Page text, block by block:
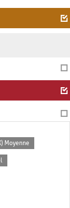
Moyenne